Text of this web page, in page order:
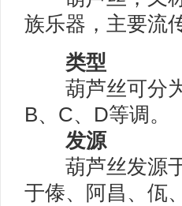
族乐器，主要流
类型
葫芦丝可分为
B、C、D等调。
发源
葫芦丝发源于
于傣、阿昌、佤